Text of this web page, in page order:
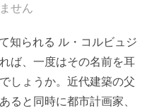
せん
知られる ル・コルビュジ
ば、一度はその名前を耳
しょうか。近代建築の父
ると同時に都市計画家、